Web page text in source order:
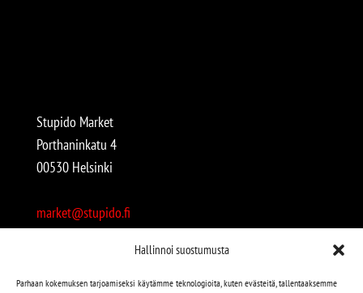
Hallinnoi suostumusta
Parhaan kokemuksen tarjoamiseksi käytämme teknologioita, kuten evästeitä, tallentaaksemme
Stupido Market
Porthaninkatu 4
00530 Helsinki
market@stupido.fi
Avoinna: